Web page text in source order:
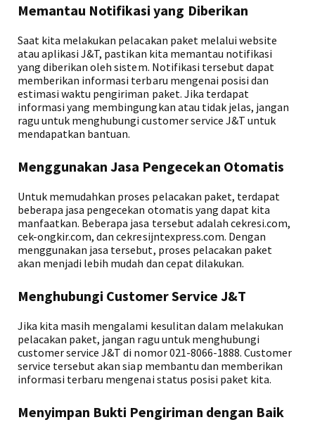
Memantau Notifikasi yang Diberikan
Saat kita melakukan pelacakan paket melalui website
atau aplikasi J&T, pastikan kita memantau notifikasi
yang diberikan oleh sistem. Notifikasi tersebut dapat
memberikan informasi terbaru mengenai posisi dan
estimasi waktu pengiriman paket. Jika terdapat
informasi yang membingungkan atau tidak jelas, jangan
ragu untuk menghubungi customer service J&T untuk
mendapatkan bantuan.
Menggunakan Jasa Pengecekan Otomatis
Untuk memudahkan proses pelacakan paket, terdapat
beberapa jasa pengecekan otomatis yang dapat kita
manfaatkan. Beberapa jasa tersebut adalah cekresi.com,
cek-ongkir.com, dan cekresijntexpress.com. Dengan
menggunakan jasa tersebut, proses pelacakan paket
akan menjadi lebih mudah dan cepat dilakukan.
Menghubungi Customer Service J&T
Jika kita masih mengalami kesulitan dalam melakukan
pelacakan paket, jangan ragu untuk menghubungi
customer service J&T di nomor 021-8066-1888. Customer
service tersebut akan siap membantu dan memberikan
informasi terbaru mengenai status posisi paket kita.
Menyimpan Bukti Pengiriman dengan Baik